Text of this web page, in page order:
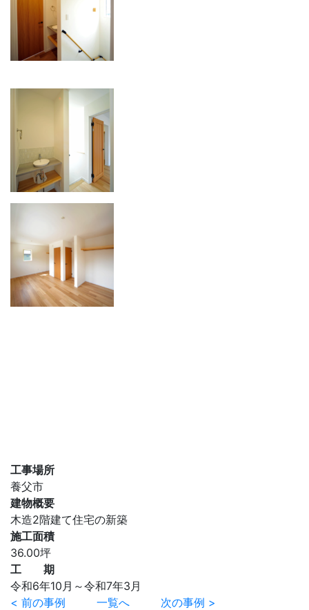
工事場所
養父市
建物概要
木造2階建て住宅の新築
施工面積
36.00坪
工 期
令和6年10月～令和7年3月
< 前の事例
一覧へ 次の事例 >